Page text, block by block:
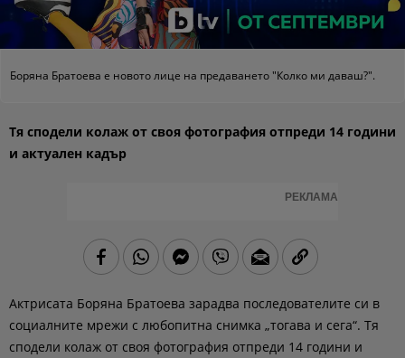
Боряна Братоева е новото лице на предаването "Колко ми даваш?".
Тя сподели колаж от своя фотография отпреди 14 години
и актуален кадър
РЕКЛАМА
Актрисата Боряна Братоева зарадва последователите си в
социалните мрежи с любопитна снимка „тогава и сега“. Тя
сподели колаж от своя фотография отпреди 14 години и